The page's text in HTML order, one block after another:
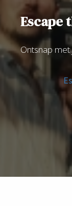
Escape
Ontsnap